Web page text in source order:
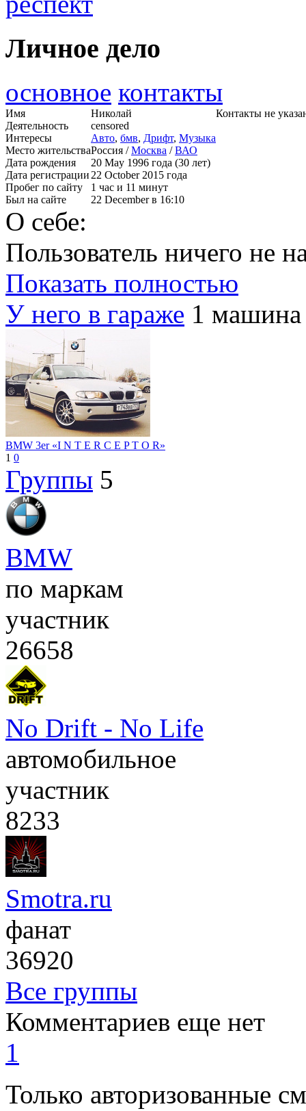
Личное дело
основное контакты
Имя
Николай
Деятельность
censored
Интересы
Авто, бмв, Дрифт, Музыка
Место жительстваРоссия /Москва /ВАО
Дата рождения
20 May 1996 года (30 лет)
Дата регистрации22 October 2015 года
Пробег по сайту
1 час и 11 минут
Был на сайте
22 December в 16:10
Контакты не
О себе:
Пользователь ничего не
Показать полностью
У него в гараже 1 машина
BMW 3er «I N T E R C E P T O R»
1 0
Группы 5
BMW
по маркам
участник
26658
No Drift - No Life
автомобильное
участник
8233
Smotra.ru
фанат
36920
Все группы
Комментариев еще нет
1
Только авторизованные